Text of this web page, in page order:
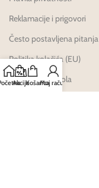
Reklamacije i prigovori
Često postavljena pitanja
Politika kolačića (EU)
HALMED dozvola
AkcijeKošaricaMoj račun